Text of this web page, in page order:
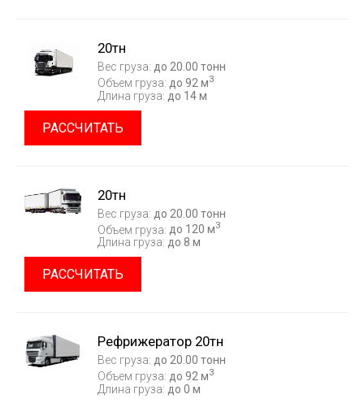
20тн
Вес груза: до 20.00 тонн
Объем груза: до 92 м3
Длина груза: до 14 м
РАССЧИТАТЬ
20тн
Вес груза: до 20.00 тонн
Объем груза: до 120 м3
Длина груза: до 8 м
РАССЧИТАТЬ
Рефрижератор 20тн
Вес груза: до 20.00 тонн
Объем груза: до 92 м3
Длина груза: до 0 м